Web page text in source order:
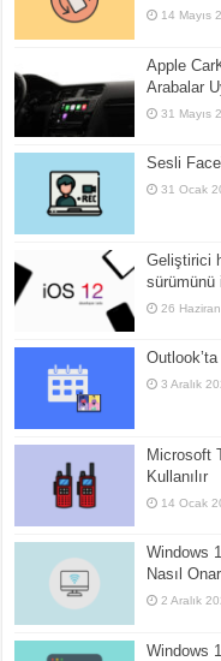
14 Mayıs
Apple
Arabalar
31 Mayıs
Sesli
31 Ocak
Geliştirici
sürümünü
26
3 Aralık
Microsoft
Kullanılır
14 Ocak
Windows
Nasıl
2 Aralık
Windows